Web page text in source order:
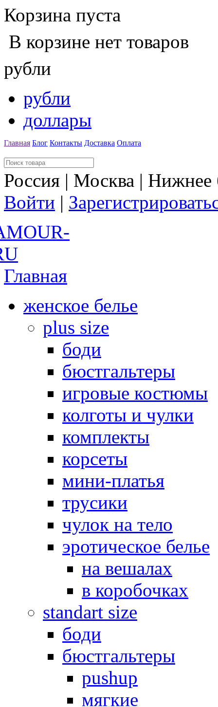
Корзина пуста
В корзине нет товаров
рубли
рубли
доллары
Главная Блог Контакты Доставка Оплата
Россия | Москва |
Войти |
Главная
женское белье
plus size
боди
бюстгальтеры
игровые костюмы
колготы и чулки
комплекты
корсеты
мини-платья
трусики
чулок на тело
эротическое белье
на вешалах
в коробочках
standart size
боди
бюстгальтеры
pushup
мягкие